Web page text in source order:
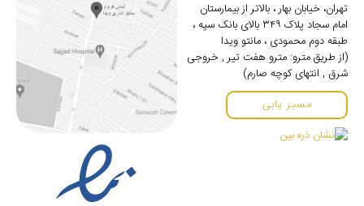
تهران، خیابان بهار ، بالاتر از بیمارستان
امام سجاد پلاک ۳۴۹ بالای بانک سپه ،
طبقه دوم محمودی ، مانتو ویدا
(از طریق مترو: مترو هفت تیر , خروجی
شرق , انتهای کوچه صارم)
مسیر یابی